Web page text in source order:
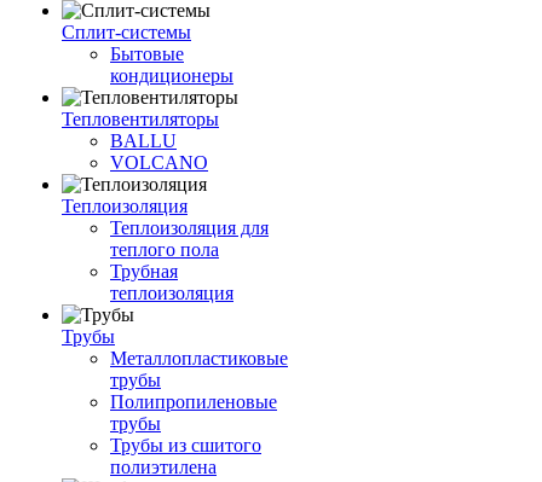
Сплит-системы
Бытовые
кондиционеры
Тепловентиляторы
BALLU
VOLCANO
Теплоизоляция
Теплоизоляция для
теплого пола
Трубная
теплоизоляция
Трубы
Металлопластиковые
трубы
Полипропиленовые
трубы
Трубы из сшитого
полиэтилена